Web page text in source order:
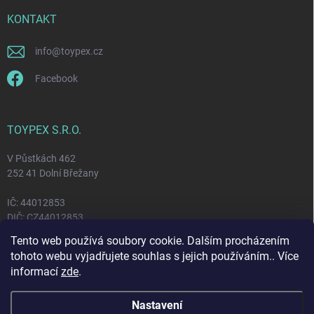
Tento web používá soubory cookie. Dalším procházením
tohoto webu vyjadřujete souhlas s jejich používáním.. Více
informací zde.
Nastavení
KONTAKT
info@toypex.cz
Facebook
TOYPEX S.R.O.
V Půstkách 462
252 41 Dolní Břežany
IČ: 44012853
DIČ: CZ44012853
FACEBOOK